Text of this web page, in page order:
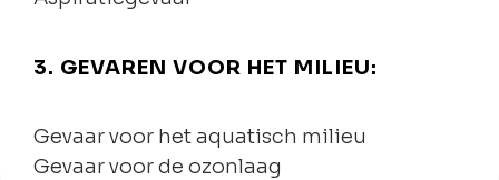
3. GEVAREN VOOR HET MILIEU:
Gevaar voor het aquatisch milieu
Gevaar voor de ozonlaag